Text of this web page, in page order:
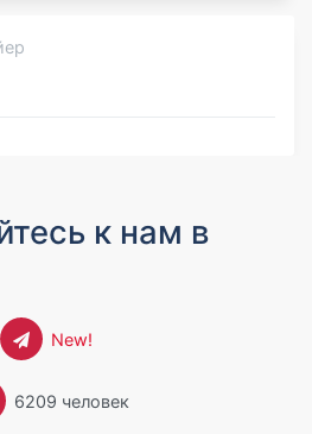
к нам в
New!
6209 человек